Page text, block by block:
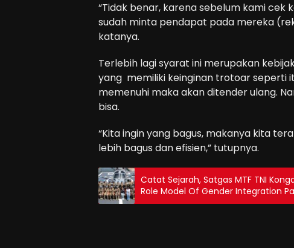
“Tidak benar, karena sebelum kami cek
sudah minta pendapat pada mereka
katanya.
Terlebih lagi syarat ini merupakan
yang memiliki keinginan trotoar seperti
memenuhi maka akan ditender ulang.
bisa.
“Kita ingin yang bagus, makanya kita
lebih bagus dan efisien,” tutupnya.
Catat Sejarah, Satgas MTF TNI
Role Model Of Gender Integration
Dunia UNIFIL-Lebanon